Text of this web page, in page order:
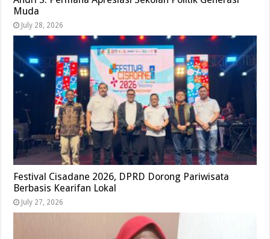
Muda
July 28, 2026
Festival Cisadane 2026, DPRD Dorong Pariwisata
Berbasis Kearifan Lokal
July 27, 2026